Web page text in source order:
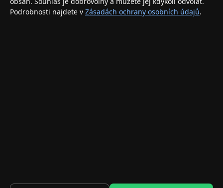
Doprava a doručení
© 2026 AppleGang.cz – Všechna práva vyhrazena
Podrobnosti najdete v Zásadách ochrany osobních údajů.